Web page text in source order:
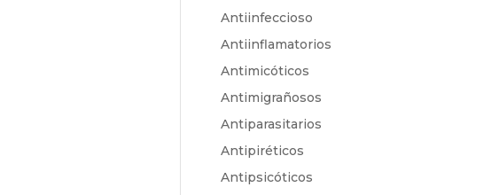
Antiinfeccioso
Antiinflamatorios
Antimicóticos
Antimigrañosos
Antiparasitarios
Antipiréticos
Antipsicóticos